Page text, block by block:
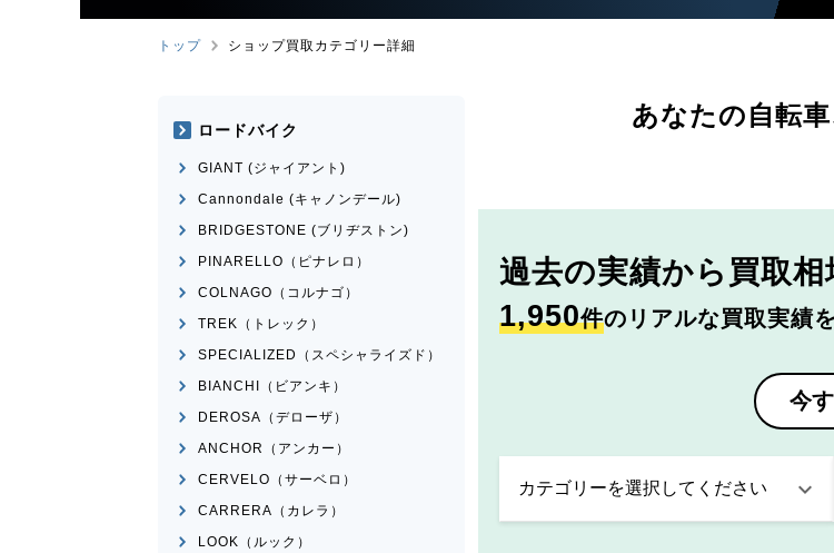
トップ ショップ買取カテゴリー詳細
あなたの自転車
過去の実績から 買取
1,950件のリアルな買取実績
今
ロードバイク
GIANT (ジャイアント)
Cannondale (キャノンデール)
BRIDGESTONE (ブリヂストン)
PINARELLO（ピナレロ）
COLNAGO（コルナゴ）
TREK（トレック）
SPECIALIZED（スペシャライズド）
BIANCHI（ビアンキ）
DEROSA（デローザ）
ANCHOR（アンカー）
CERVELO（サーベロ）
CARRERA（カレラ）
LOOK（ルック）